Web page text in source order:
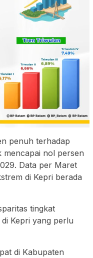
penuh terhadap
nol persen
Data per Maret
di Kepri berada
tingkat
Kepri yang perlu
di Kabupaten